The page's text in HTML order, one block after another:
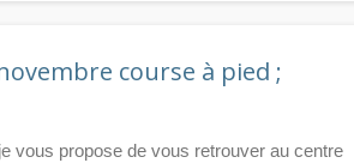
course à pied ;
vous propose de vous retrouver au centre